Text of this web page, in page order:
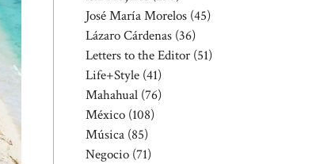
José María Morelos (45)
Lázaro Cárdenas (36)
Letters to the Editor (51)
Life+Style (41)
Mahahual (76)
México (108)
Música (85)
Negocio (71)